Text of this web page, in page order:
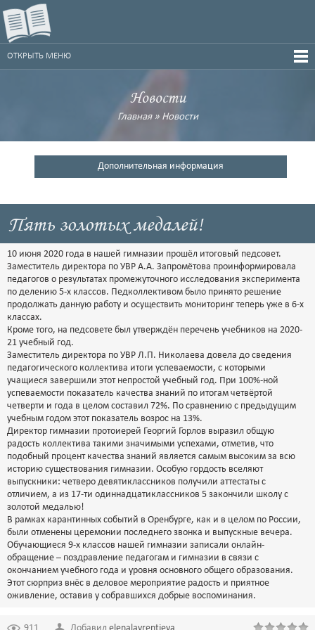
ОТКРЫТЬ МЕНЮ
Новости
Главная» Новости
Дополнительная информация
Пять золотых медалей!
10 июня 2020 года в нашей гимназии прошёл итоговый педсовет.
Заместитель директора по УВР А.А. Запромётова проинформировала
педагогов о результатах промежуточного исследования эксперимента
по делению 5-х классов. Педколлективом было принято решение
продолжать данную работу и осуществить мониторинг теперь уже в 6-х
классах.
Кроме того, на педсовете был утверждён перечень учебников на 2020-
21 учебный год.
Заместитель директора по УВР Л.П. Николаева довела до сведения
педагогического коллектива итоги успеваемости, с которыми
учащиеся завершили этот непростой учебный год. При 100%-ной
успеваемости показатель качества знаний по итогам четвёртой
четверти и года в целом составил 72%. По сравнению с предыдущим
учебным годом этот показатель возрос на 13%.
Директор гимназии протоиерей Георгий Горлов выразил общую
радость коллектива такими значимыми успехами, отметив, что
подобный процент качества знаний является самым высоким за всю
историю существования гимназии. Особую гордость вселяют
выпускники: четверо девятиклассников получили аттестаты с
отличием, а из 17-ти одиннадцатиклассников 5 закончили школу с
золотой медалью!
В рамках карантинных событий в Оренбурге, как и в целом по России,
были отменены церемонии последнего звонка и выпускные вечера.
Обучающиеся 9-х классов нашей гимназии записали онлайн-
обращение – поздравление педагогам и гимназии в связи с
окончанием учебного года и уровня основного общего образования.
Этот сюрприз внёс в деловое мероприятие радость и приятное
оживление, оставив у собравшихся добрые воспоминания.